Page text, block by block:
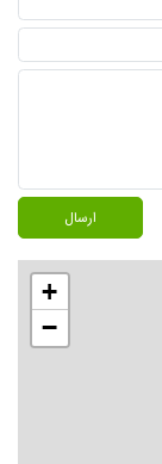
ارسال
+
−